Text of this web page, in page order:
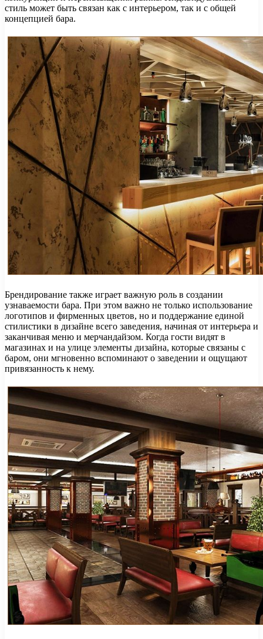
стиль может быть связан как с интерьером, так и с общей
концепцией бара.
Брендирование также играет важную роль в создании
узнаваемости бара. При этом важно не только использование
логотипов и фирменных цветов, но и поддержание единой
стилистики в дизайне всего заведения, начиная от интерьера и
заканчивая меню и мерчандайзом. Когда гости видят в
магазинах и на улице элементы дизайна, которые связаны с
баром, они мгновенно вспоминают о заведении и ощущают
привязанность к нему.